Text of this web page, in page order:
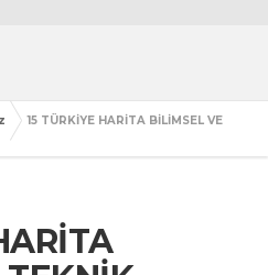
15 TÜRKİYE HARİTA BİLİMSEL VE